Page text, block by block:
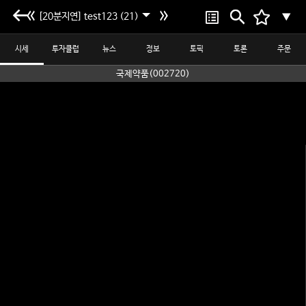
[20분지연] test123 (21) ▼
시세 투자클럽 뉴스 정보 토픽 토론 주문
국제약품(002720)